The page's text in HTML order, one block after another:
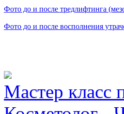
Фото до и после тредлифтинга
Фото до и после восполнения
Мастер класс